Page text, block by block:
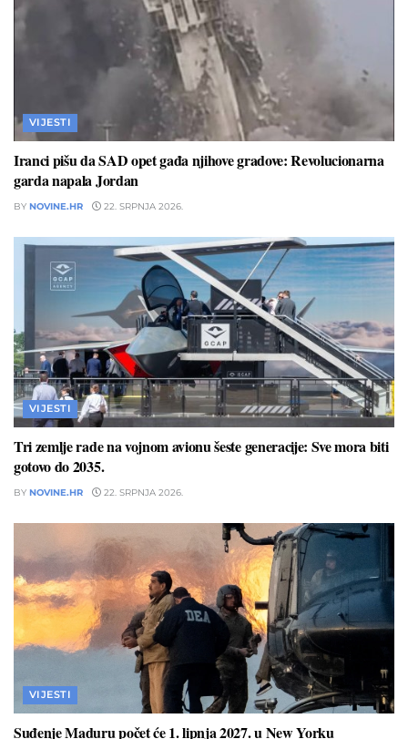
VIJESTI
Iranci pišu da SAD opet gađa njihove gradove: Revolucionarna
garda napala Jordan
BY NOVINE.HR 22. SRPNJA 2026.
VIJESTI
Tri zemlje rade na vojnom avionu šeste generacije: Sve mora biti
gotovo do 2035.
BY NOVINE.HR 22. SRPNJA 2026.
VIJESTI
Suđenje Maduru počet će 1. lipnja 2027. u New Yorku